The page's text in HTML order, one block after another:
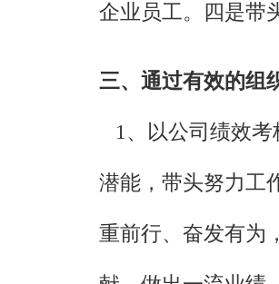
企业员工。四是带
三、通过有效的组
1、以公司绩效考
潜能，带头努力工
重前行、奋发有为